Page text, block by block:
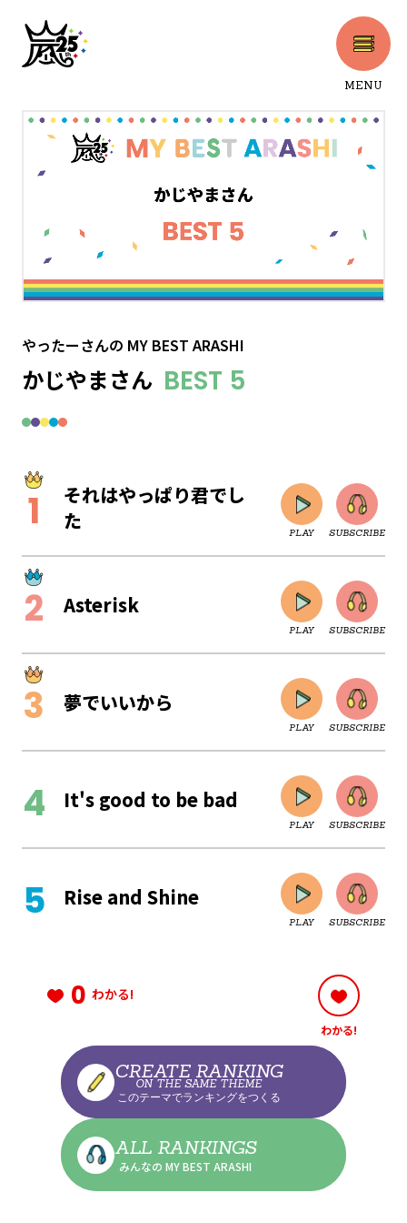
MENU
やったーさんの MY BEST ARASHI
かじやまさん BEST 5
それはやっぱり君でし
た
PLAY SUBSCRIBE
Asterisk
PLAY SUBSCRIBE
夢でいいから
PLAY SUBSCRIBE
It's good to be bad
PLAY SUBSCRIBE
CLOSE
Rise and Shine
PLAY SUBSCRIBE
CLOSE
0 わかる!
わかる!
CREATE RANKING
ON THE SAME THEME
このテーマでランキングをつくる
ALL RANKINGS
みんなの MY BEST ARASHI